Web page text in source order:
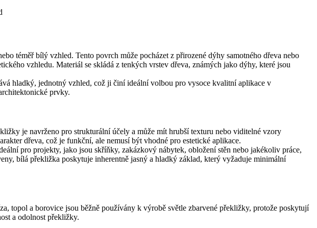
téměř bílý vzhled. Tento povrch může pocházet z přirozené dýhy samotného dřeva nebo
vzhledu. Materiál se skládá z tenkých vrstev dřeva, známých jako dýhy, které jsou
hladký, jednotný vzhled, což ji činí ideální volbou pro vysoce kvalitní aplikace v
prvky.
je navrženo pro strukturální účely a může mít hrubší texturu nebo viditelné vzory
dřeva, což je funkční, ale nemusí být vhodné pro estetické aplikace.
pro projekty, jako jsou skříňky, zakázkový nábytek, obložení stěn nebo jakékoliv práce,
bílá překližka poskytuje inherentně jasný a hladký základ, který vyžaduje minimální
a borovice jsou běžně používány k výrobě světle zbarvené překližky, protože poskytují
a odolnost překližky.